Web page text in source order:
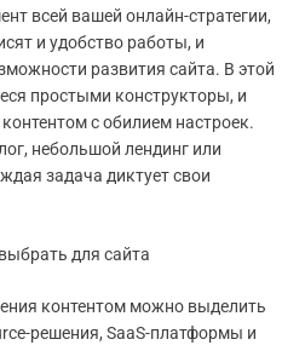
всей вашей онлайн-стратегии,
и удобство работы, и
развития сайта. В этой
простыми конструкторы, и
с обилием настроек.
небольшой лендинг или
задача диктует свои
для сайта
контентом можно выделить
решения, SaaS-платформы и